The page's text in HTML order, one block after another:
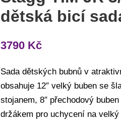
dětská bicí
3790 Kč
Sada dětských bubnů v
obsahuje 12″ velký buben se
stojanem, 8″ přechodový
držákem pro uchycení na